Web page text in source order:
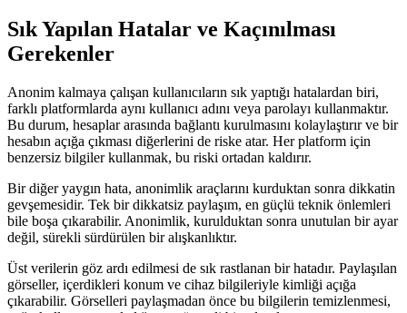
Sık Yapılan Hatalar ve Kaçınılması
Gerekenler
Anonim kalmaya çalışan kullanıcıların sık yaptığı hatalardan biri,
farklı platformlarda aynı kullanıcı adını veya parolayı kullanmaktır.
Bu durum, hesaplar arasında bağlantı kurulmasını kolaylaştırır ve bir
hesabın açığa çıkması diğerlerini de riske atar. Her platform için
benzersiz bilgiler kullanmak, bu riski ortadan kaldırır.
Bir diğer yaygın hata, anonimlik araçlarını kurduktan sonra dikkatin
gevşemesidir. Tek bir dikkatsiz paylaşım, en güçlü teknik önlemleri
bile boşa çıkarabilir. Anonimlik, kurulduktan sonra unutulan bir ayar
değil, sürekli sürdürülen bir alışkanlıktır.
Üst verilerin göz ardı edilmesi de sık rastlanan bir hatadır. Paylaşılan
görseller, içerdikleri konum ve cihaz bilgileriyle kimliği açığa
çıkarabilir. Görselleri paylaşmadan önce bu bilgilerin temizlenmesi,